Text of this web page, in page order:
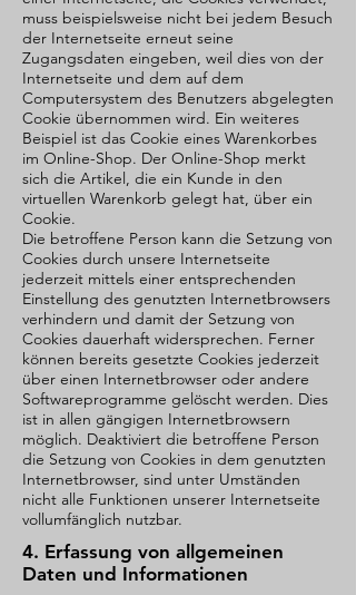
muss beispielsweise nicht bei jedem Besuch
der Internetseite erneut seine
Zugangsdaten eingeben, weil dies von der
Internetseite und dem auf dem
Computersystem des Benutzers abgelegten
Cookie übernommen wird. Ein weiteres
Beispiel ist das Cookie eines Warenkorbes
im Online-Shop. Der Online-Shop merkt
sich die Artikel, die ein Kunde in den
virtuellen Warenkorb gelegt hat, über ein
Cookie.
Die betroffene Person kann die Setzung von
Cookies durch unsere Internetseite
jederzeit mittels einer entsprechenden
Einstellung des genutzten Internetbrowsers
verhindern und damit der Setzung von
Cookies dauerhaft widersprechen. Ferner
können bereits gesetzte Cookies jederzeit
über einen Internetbrowser oder andere
Softwareprogramme gelöscht werden. Dies
ist in allen gängigen Internetbrowsern
möglich. Deaktiviert die betroffene Person
die Setzung von Cookies in dem genutzten
Internetbrowser, sind unter Umständen
nicht alle Funktionen unserer Internetseite
vollumfänglich nutzbar.
4. Erfassung von allgemeinen
Daten und Informationen